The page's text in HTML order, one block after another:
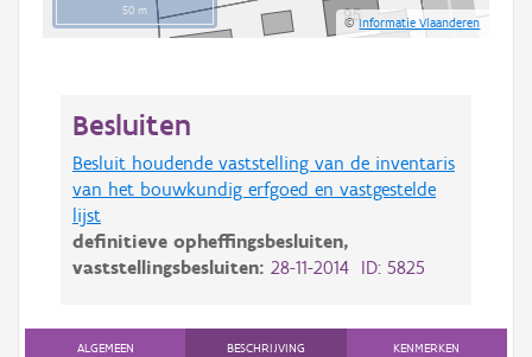
50 m
©Informatie Vlaanderen
Besluiten
Besluit houdende vaststelling van de inventaris
van het bouwkundig erfgoed en vastgestelde
lijst
definitieve opheffingsbesluiten,
vaststellingsbesluiten: 28-11-2014 ID: 5825
ALGEMEEN BESCHRIJVING KENMERKEN